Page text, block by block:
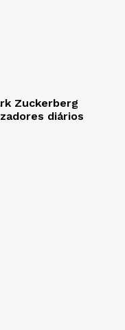
Zuckerberg
diários